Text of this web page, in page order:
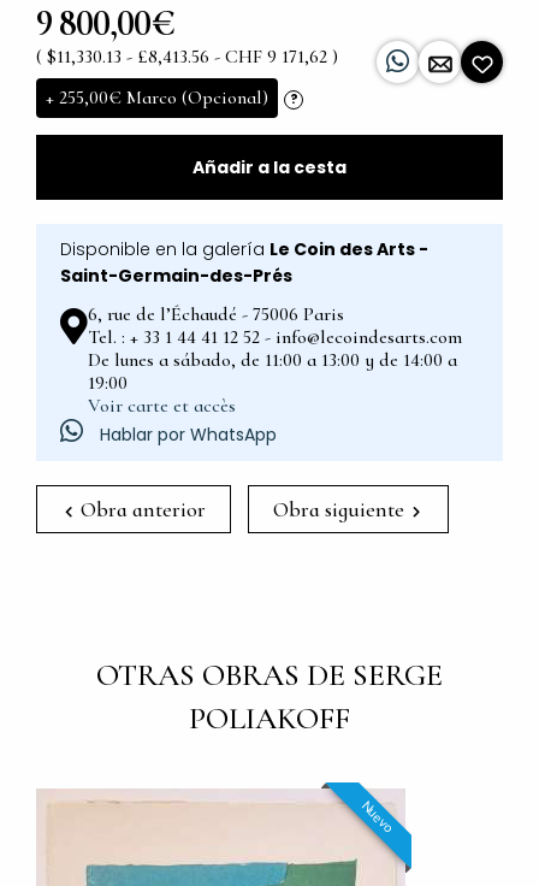
9 800,00€
( $11,330.13 - £8,413.56 - CHF 9 171,62 )
+ 255,00€ Marco (Opcional) ?
Añadir a la cesta
Disponible en la galería Le Coin des Arts -
Saint-Germain-des-Prés
6, rue de l’Échaudé - 75006 Paris
Tel. : + 33 1 44 41 12 52 - info@lecoindesarts.com
De lunes a sábado, de 11:00 a 13:00 y de 14:00 a
19:00
Voir carte et accès
Hablar por WhatsApp
Obra anterior Obra siguiente
OTRAS OBRAS DE SERGE
POLIAKOFF
Nuevo